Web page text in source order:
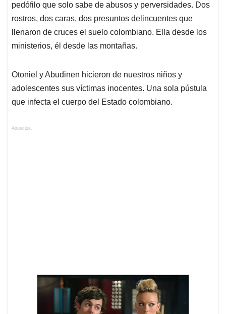
pedófilo que solo sabe de abusos y perversidades. Dos
rostros, dos caras, dos presuntos delincuentes que
llenaron de cruces el suelo colombiano. Ella desde los
ministerios, él desde las montañas.
Otoniel y Abudinen hicieron de nuestros niños y
adolescentes sus víctimas inocentes. Una sola pústula
que infecta el cuerpo del Estado colombiano.
Anuncios.